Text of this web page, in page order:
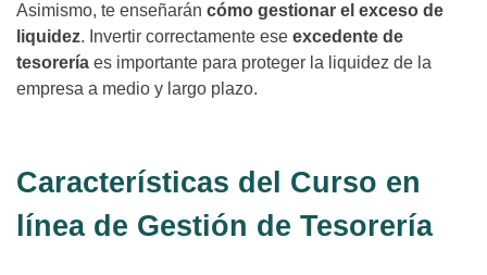
Asimismo, te enseñarán cómo gestionar el exceso de
liquidez. Invertir correctamente ese excedente de
tesorería es importante para proteger la liquidez de la
empresa a medio y largo plazo.
Características del Curso en
línea de Gestión de Tesorería